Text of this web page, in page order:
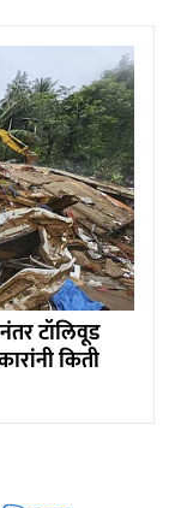
टॉलिवूड
किती